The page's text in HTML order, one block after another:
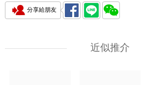
分享給朋友
近似推介